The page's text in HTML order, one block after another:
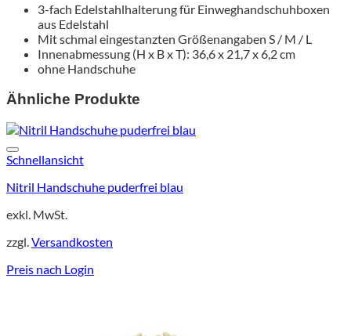
3-fach Edelstahlhalterung für Einweghandschuhboxen
aus Edelstahl
Mit schmal eingestanzten Größenangaben S / M / L
Innenabmessung (H x B x T): 36,6 x 21,7 x 6,2 cm
ohne Handschuhe
Ähnliche Produkte
Schnellansicht
Nitril Handschuhe puderfrei blau
exkl. MwSt.
zzgl.Versandkosten
Preis nach Login